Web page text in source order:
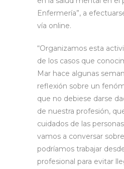
Enfermería”, a
vía online.
“Organizamos esta
de los casos que
Mar hace algunas
reflexión sobre un
que no debiese darse
de nuestra profesión,
cuidados de las
vamos a conversar
podríamos trabajar
profesional para evitar